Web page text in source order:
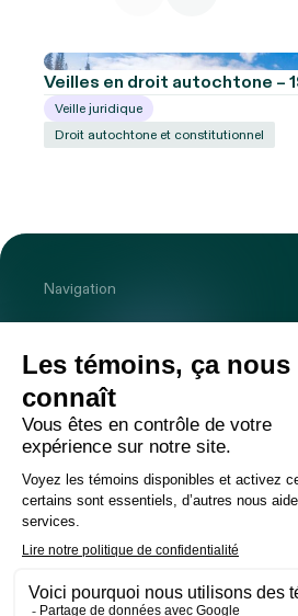
Veilles en droit autochtone –
Veille juridique
Droit autochtone et constitutionnel
Navigation
Cabinet
Équipe
Expertises
Bureaux
Carrière
Transactions
Publications
Contact